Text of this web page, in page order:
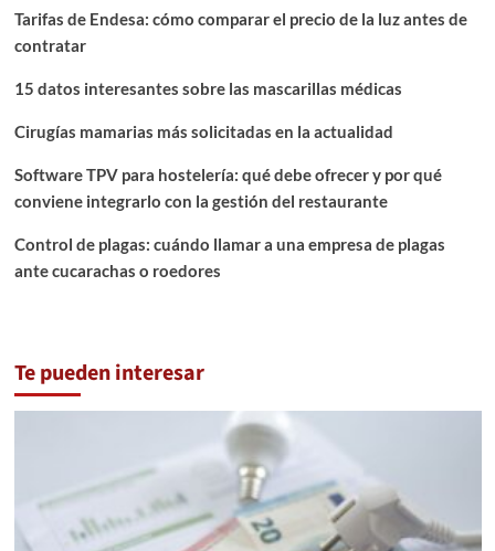
Tarifas de Endesa: cómo comparar el precio de la luz antes de
contratar
15 datos interesantes sobre las mascarillas médicas
Cirugías mamarias más solicitadas en la actualidad
Software TPV para hostelería: qué debe ofrecer y por qué
conviene integrarlo con la gestión del restaurante
Control de plagas: cuándo llamar a una empresa de plagas
ante cucarachas o roedores
Te pueden interesar